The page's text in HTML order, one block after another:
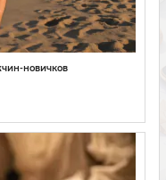
новичков